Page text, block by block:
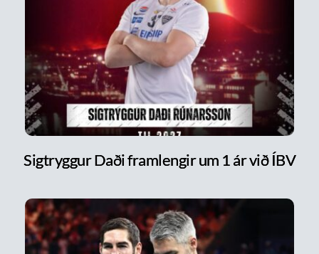
Sigtryggur Daði framlengir um 1 ár við ÍBV